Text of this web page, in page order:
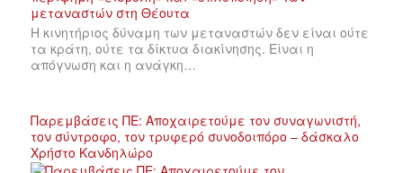
Η κινητήριος δύναμη των μεταναστών δεν είναι ούτε
τα κράτη, ούτε τα δίκτυα διακίνησης. Είναι η
απόγνωση και η ανάγκη…
Παρεμβάσεις ΠΕ: Αποχαιρετούμε τον συναγωνιστή,
τον σύντροφο, τον τρυφερό συνοδοιπόρο – δάσκαλο
Χρήστο Κανδηλώρο